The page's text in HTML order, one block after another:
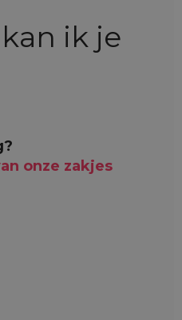
ik je
onze zakjes